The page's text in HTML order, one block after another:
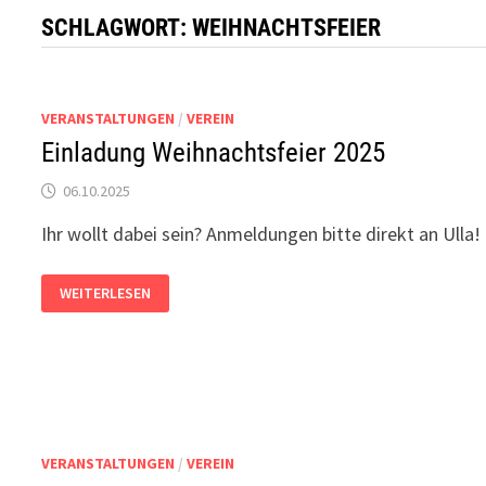
SCHLAGWORT:WEIHNACHTSFEIER
VERANSTALTUNGEN /VEREIN
Einladung Weihnachtsfeier 2025
06.10.2025
Ihr wollt dabei sein? Anmeldungen bitte direkt an Ulla!
WEIHNACHTSFEIER
2025
WEITERLESEN
VERANSTALTUNGEN /VEREIN